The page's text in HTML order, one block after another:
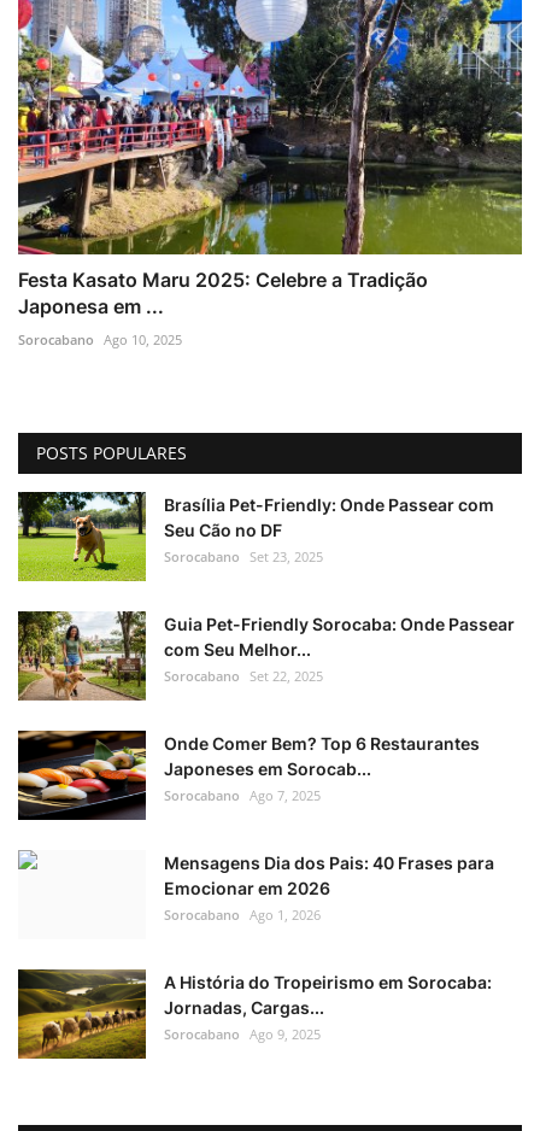
Festa Kasato Maru 2025: Celebre a Tradição
Japonesa em ...
Sorocabano Ago 10, 2025
POSTS POPULARES
Brasília Pet-Friendly: Onde Passear com
Seu Cão no DF
Sorocabano Set 23, 2025
Guia Pet-Friendly Sorocaba: Onde Passear
com Seu Melhor...
Sorocabano Set 22, 2025
Onde Comer Bem? Top 6 Restaurantes
Japoneses em Sorocab...
Sorocabano Ago 7, 2025
Mensagens Dia dos Pais: 40 Frases para
Emocionar em 2026
Sorocabano Ago 1, 2026
A História do Tropeirismo em Sorocaba:
Jornadas, Cargas...
Sorocabano Ago 9, 2025